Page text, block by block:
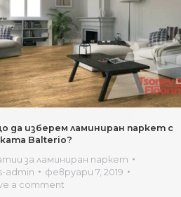
да изберем ламиниран паркет с
Balterio?
за ламиниран паркет
admin
февруари 7, 2019
a comment